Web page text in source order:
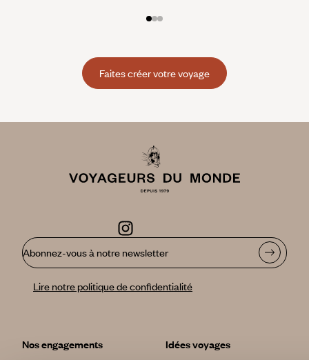
Faites créer votre voyage
Abonnez-vous à notre newsletter
Lire notre politique de confidentialité
Nos engagements Idées voyages